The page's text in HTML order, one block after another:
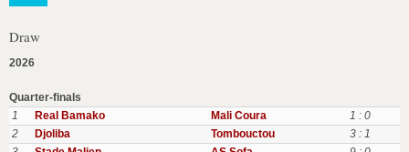
Draw
2026
Quarter-finals
1
Real Bamako Mali Coura
1 : 0
2
Djoliba Tombouctou
3 : 1